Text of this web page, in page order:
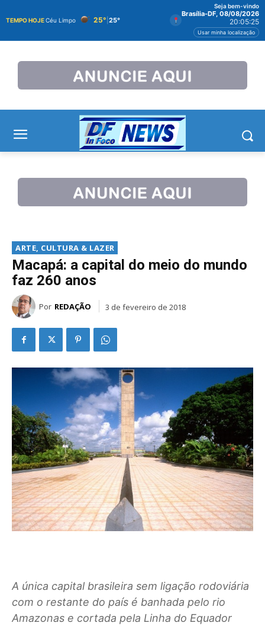
TEMPO HOJECéu Limpo 25° 25°
Seja bem-vindo
Brasília-DF, 08/08/2026
20:05:26
Usar minha localização
ARTE, CULTURA & LAZER
Macapá: a capital do meio do mundo
faz 260 anos
Por REDAÇÃO 3 de fevereiro de 2018
A única capital brasileira sem ligação rodoviária
com o restante do país é banhada pelo rio
Amazonas e cortada pela Linha do Equador